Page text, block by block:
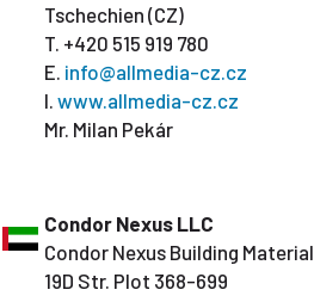
Tschechien (CZ)
T. +420 515 919 780
E. info@allmedia-cz.cz
I. www.allmedia-cz.cz
Mr. Milan Pekár
Condor Nexus LLC
Condor Nexus Building Material
19D Str. Plot 368-699